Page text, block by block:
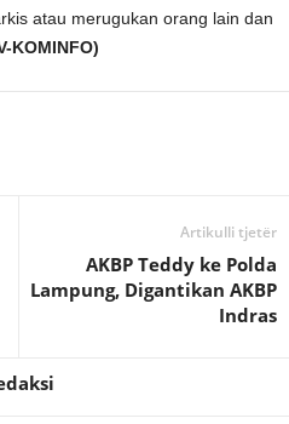
atau merugukan orang lain dan
KOMINFO)
Artikulli tjetër
AKBP Teddy ke Polda
Lampung, Digantikan AKBP
Indras